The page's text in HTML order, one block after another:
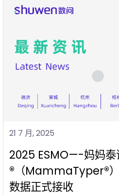
21 7 月, 2025
2025 ESMO—-妈妈泰
®（MammaTyper®
数据正式接收